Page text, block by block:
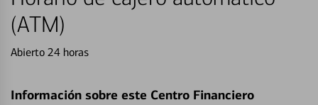
(ATM)
Abierto 24 horas
Información sobre este Centro Financiero